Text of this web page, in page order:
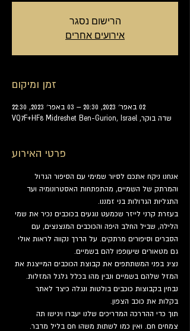
הרישום נסגר
אירועים אחרים
זמן ומיקום
02 באפר׳ 2023, 20:30 – 03 באפר׳ 2023, 22:30
שדה בוקר, VQ7F+HF8 Midreshet Ben-Gurion, Israel
פרטי האירוע
אנחנו ניקח אתכם לסיור שמימי עם הסיפור הגדול
והמרתק של השמיים, מהתפתחות האסטרונומיה ועד
התגליות הגדולות בני זמננו.
בעזרת קרני לייזר שכמעט נוגעים בכוכבים נכיר את שמי
הלילה, שביל החלב היפה והכוכבים המנצנצים, עם
הסברים וסיפורים מרתקים. על הדרך נקווה לראות אולי
גם מטאורים שיעופפו להם בשמיים.
נציג בפני המשתתפים את קבוצת הכוכבים המייצגת את
המזל שלהם בשמיים ונבין מהו בכלל גלגל המזלות.
נבחין בקבוצות כוכבים בולטות ונגלה כיצד לאתר
בקלות את כוכב הצפון.
תוך כדי ההדרכה המדריכים שלנו יעברו ויגישו תה
צמחים חם. ואין כמו לשתות משהו חם בליל מדבר.